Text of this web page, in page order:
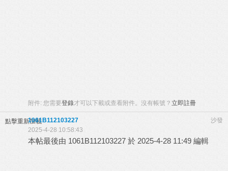
附件: 您需要登錄才可以下載或查看附件。沒有帳號？ 立即註冊
點擊重新加載 沙發
1061B112103227
2025-4-28 10:58:43
本帖最後由 1061B112103227 於 2025-4-28 11:49 編輯